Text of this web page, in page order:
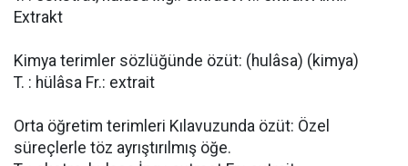
Extrakt
Kimya terimler sözlüğünde özüt: (hulâsa) (kimya)
T. : hülâsa Fr.: extrait
Orta öğretim terimleri Kılavuzunda özüt: Özel
süreçlerle töz ayrıştırılmış öğe.